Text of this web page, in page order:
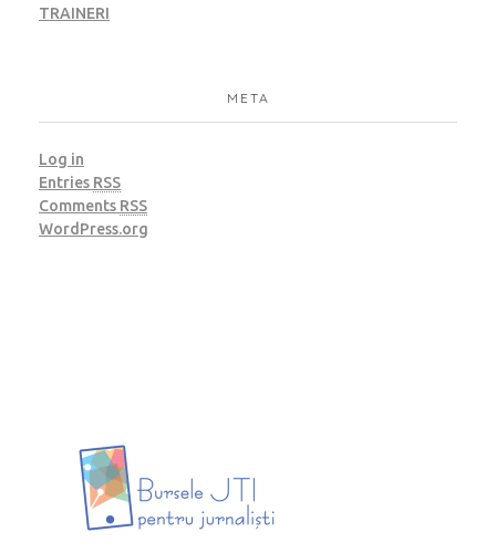
TRAINERI
META
Log in
Entries RSS
Comments RSS
WordPress.org